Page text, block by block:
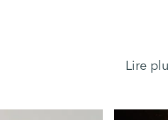
Lire